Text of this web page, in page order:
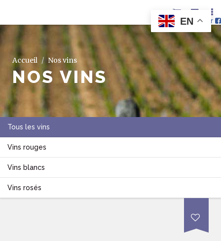
Nous suivre sur
Accueil Nos vins
NOS VINS
Tous les vins
Vins rouges
Vins blancs
Vins rosés
EN